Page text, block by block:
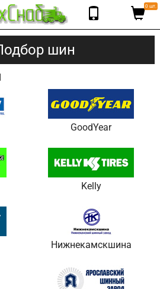
0 шт.
шин
GoodYear
Kelly
Нижнекамскшина